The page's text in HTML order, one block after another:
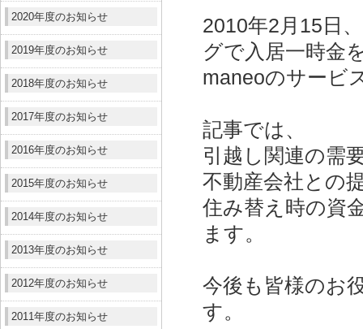
2020年度のお知らせ
2019年度のお知らせ
2018年度のお知らせ
2017年度のお知らせ
2016年度のお知らせ
2015年度のお知らせ
2014年度のお知らせ
2013年度のお知らせ
2012年度のお知らせ
2011年度のお知らせ
2010年2月15日
グで入居一時金
maneoのサービ
記事では、
引越し関連の需
不動産会社との
住み替え時の資
ます。
今後も皆様のお
す。